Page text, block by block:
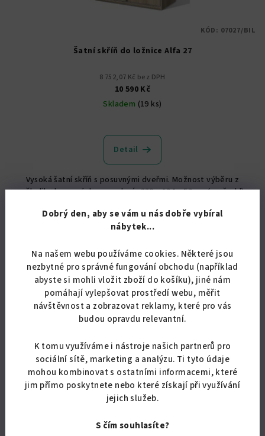
Dobrý den, aby se vám u nás dobře vybíral
nábytek...
Na našem webu používáme cookies. Některé jsou
nezbytné pro správné fungování obchodu (například
abyste si mohli vložit zboží do košíku), jiné nám
pomáhají vylepšovat prostředí webu, měřit
návštěvnost a zobrazovat reklamy, které pro vás
budou opravdu relevantní.
K tomu využíváme i nástroje našich partnerů pro
sociální sítě, marketing a analýzu. Ti tyto údaje
mohou kombinovat s ostatními informacemi, které
jim přímo poskytnete nebo které získají při využívání
jejich služeb.
S čím souhlasíte?
Šatní skříň do ložnice Alfa 27
8 752,07 Kč bez DPH
10 590 Kč
Skladem (19 ks)
hodnocení
produktu
z
5
Detail
Vysoká šatní skříň s posuvnými dveřmi. Možnost výběru z
několika barevných provedení. 220 x 124 x 52 cm (v x š x hl)
KÓD: 07027/BIL